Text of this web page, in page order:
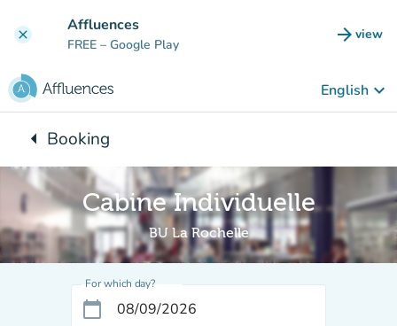
clear Affluences
FREE – Google Play arrow_forward view
(new
English keyboard_arrow_down
arrow_leftBack to:
Booking
Cabine Individuelle
BU La Rochelle
For which day?
calendar_today